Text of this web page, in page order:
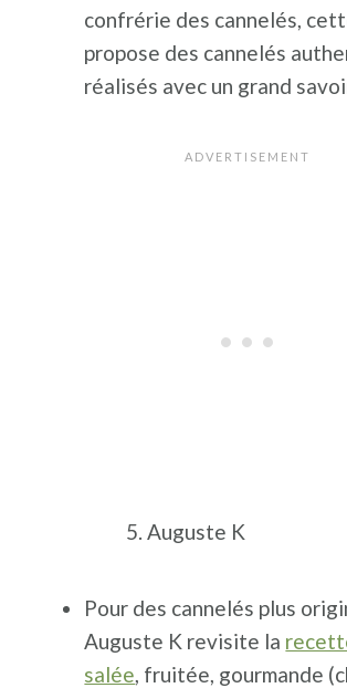
confrérie des cannelés,
propose des cannelés
réalisés avec un grand
Auguste K
Pour des cannelés plus
Auguste K revisite la
salée, fruitée, gourmande